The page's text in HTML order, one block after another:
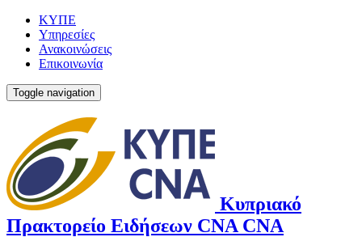
ΚΥΠΕ
Υπηρεσίες
Ανακοινώσεις
Επικοινωνία
Toggle navigation
Κυπριακό
Πρακτορείο Ειδήσεων CNA CNA